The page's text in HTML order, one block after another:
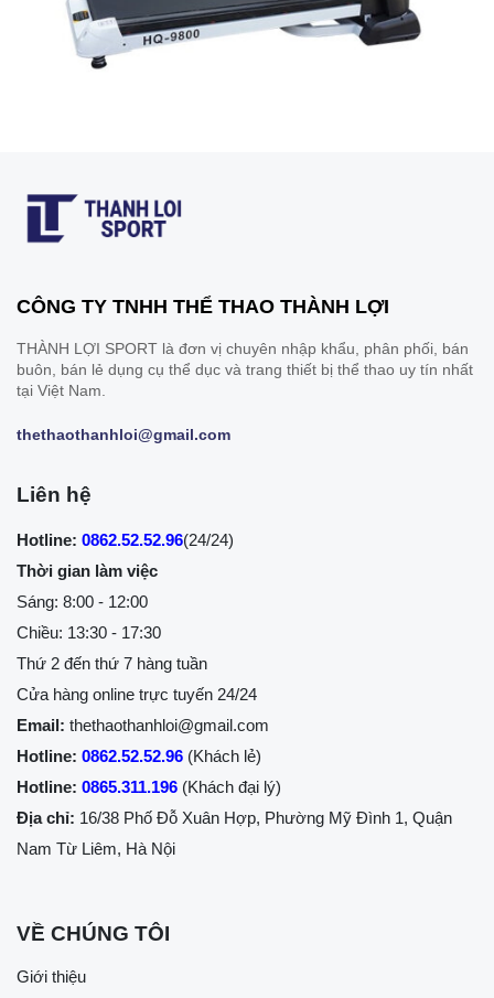
CÔNG TY TNHH THỂ THAO THÀNH LỢI
THÀNH LỢI SPORT là đơn vị chuyên nhập khẩu, phân phối, bán
buôn, bán lẻ dụng cụ thể dục và trang thiết bị thể thao uy tín nhất
tại Việt Nam.
thethaothanhloi@gmail.com
Liên hệ
Hotline: 0862.52.52.96(24/24)
Thời gian làm việc
Sáng: 8:00 - 12:00
Chiều: 13:30 - 17:30
Thứ 2 đến thứ 7 hàng tuần
Cửa hàng online trực tuyến 24/24
Email: thethaothanhloi@gmail.com
Hotline: 0862.52.52.96 (Khách lẻ)
Hotline: 0865.311.196 (Khách đại lý)
Địa chỉ: 16/38 Phố Đỗ Xuân Hợp, Phường Mỹ Đình 1, Quận
Nam Từ Liêm, Hà Nội
VỀ CHÚNG TÔI
Giới thiệu